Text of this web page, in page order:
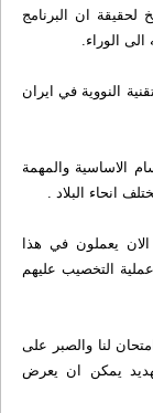
ان البرنامج
الوراء.
النووية في ايران
الاساسية والمهمة
انحاء البلاد .
يعملون في هذا
التخصيب عليهم
لنا والصبر على
يمكن ان يعرض